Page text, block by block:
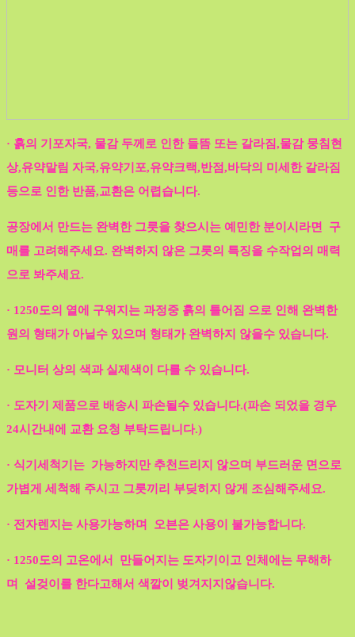
· 흙의 기포자국, 물감 두께로 인한 들뜸 또는 갈라짐,물감 뭉침현
상,유약말림 자국,유약기포,유약크랙,반점,바닥의 미세한 갈라짐
등으로 인한 반품,교환은 어렵습니다.
공장에서 만드는 완벽한 그릇을 찾으시는 예민한 분이시라면 구
매를 고려해주세요. 완벽하지 않은 그릇의 특징을 수작업의 매력
으로 봐주세요.
· 1250도의 열에 구워지는 과정중 흙의 틀어짐 으로 인해 완벽한
원의 형태가 아닐수 있으며 형태가 완벽하지 않을수 있습니다.
· 모니터 상의 색과 실제색이 다를 수 있습니다.
· 도자기 제품으로 배송시 파손될수 있습니다.(파손 되었을 경우
24시간내에 교환 요청 부탁드립니다.)
· 식기세척기는 가능하지만 추천드리지 않으며 부드러운 면으로
가볍게 세척해 주시고 그릇끼리 부딪히지 않게 조심해주세요.
· 전자렌지는 사용가능하며 오븐은 사용이 불가능합니다.
· 1250도의 고온에서 만들어지는 도자기이고 인체에는 무해하
며 설겆이를 한다고해서 색깔이 벚겨지지않습니다.